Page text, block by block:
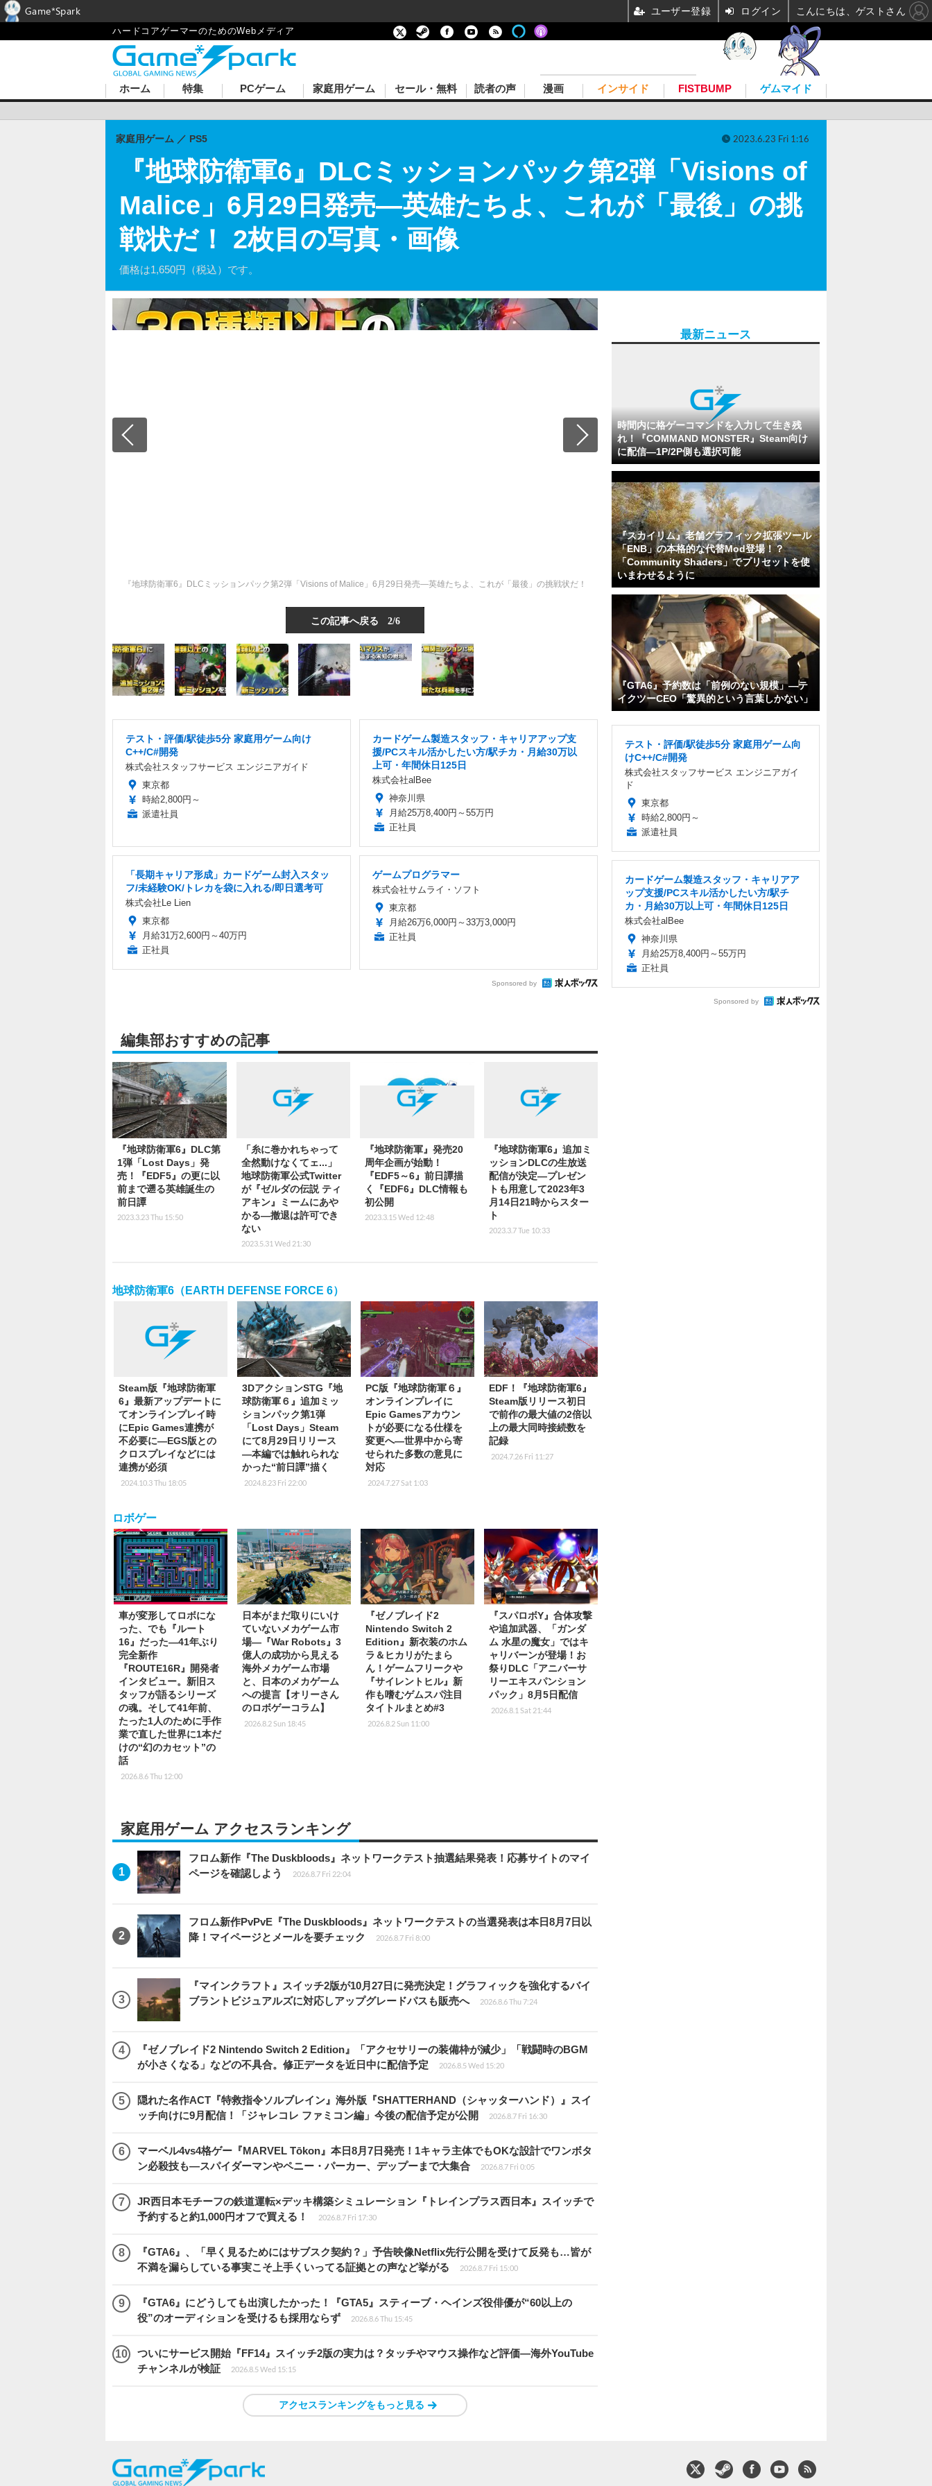
ハードコアゲーマーのためのWebメディア
ホーム 特集 PCゲーム 家庭用ゲーム セール・無料 読者の声 漫画 インサイド FISTBUMP ゲムマイド
『地球防衛軍6』DLCミッションパック第2弾「Visions of
Malice」6月29日発売―英雄たちよ、これが「最後」の挑
戦状だ！ 2枚目の写真・画像
価格は1,650円（税込）です。
家庭用ゲーム PS5 2023.6.23 Fri 1:16
『地球防衛軍6』DLCミッションパック第2弾「Visions of Malice」6月29日発売―英雄たちよ、これが「最後」の挑戦状だ！
この記事へ戻る 2/6
テスト・評価/駅徒歩5分 家庭用ゲーム向け
C++/C#開発
株式会社スタッフサービス エンジニアガイド
東京都
時給2,800円～
派遣社員
カードゲーム製造スタッフ・キャリアアップ支
援/PCスキル活かしたい方/駅チカ・月給30万以
上可・年間休日125日
株式会社alBee
神奈川県
月給25万8,400円～55万円
正社員
「長期キャリア形成」カードゲーム封入スタッ
フ/未経験OK/トレカを袋に入れる/即日選考可
株式会社Le Lien
東京都
月給31万2,600円～40万円
正社員
ゲームプログラマー
株式会社サムライ・ソフト
東京都
月給26万6,000円～33万3,000円
正社員
Sponsored by
編集部おすすめの記事
『地球防衛軍6』DLC第
1弾「Lost Days」発
売！『EDF5』の更に以
前まで遡る英雄誕生の
前日譚
2023.3.23 Thu 15:50
「糸に巻かれちゃって
全然動けなくてェ...」
地球防衛軍公式Twitter
が『ゼルダの伝説 ティ
アキン』ミームにあや
かる―撤退は許可でき
ない
2023.5.31 Wed 21:30
『地球防衛軍』発売20
周年企画が始動！
『EDF5～6』前日譚描
く『EDF6』DLC情報も
初公開
2023.3.15 Wed 12:48
『地球防衛軍6』追加ミ
ッションDLCの生放送
配信が決定―プレゼン
トも用意して2023年3
月14日21時からスター
ト
2023.3.7 Tue 10:33
地球防衛軍6（EARTH DEFENSE FORCE 6）
Steam版『地球防衛軍
6』最新アップデートに
てオンラインプレイ時
にEpic Games連携が
不必要に―EGS版との
クロスプレイなどには
連携が必須
2024.10.3 Thu 18:05
3DアクションSTG『地
球防衛軍６』追加ミッ
ションパック第1弾
「Lost Days」Steam
にて8月29日リリース
―本編では触れられな
かった“前日譚”描く
2024.8.23 Fri 22:00
PC版『地球防衛軍６』
オンラインプレイに
Epic Gamesアカウン
トが必要になる仕様を
変更へ―世界中から寄
せられた多数の意見に
対応
2024.7.27 Sat 1:03
EDF！『地球防衛軍6』
Steam版リリース初日
で前作の最大値の2倍以
上の最大同時接続数を
記録
2024.7.26 Fri 11:27
ロボゲー
車が変形してロボにな
った、でも『ルート
16』だった―41年ぶり
完全新作
『ROUTE16R』開発者
インタビュー。新旧ス
タッフが語るシリーズ
の魂。そして41年前、
たった1人のために手作
業で直した世界に1本だ
けの“幻のカセット”の
話
2026.8.6 Thu 12:00
日本がまだ取りにいけ
ていないメカゲーム市
場―『War Robots』3
億人の成功から見える
海外メカゲーム市場
と、日本のメカゲーム
への提言【オリーさん
のロボゲーコラム】
2026.8.2 Sun 18:45
『ゼノブレイド2
Nintendo Switch 2
Edition』新衣装のホム
ラ＆ヒカリがたまら
ん！ゲームフリークや
『サイレントヒル』新
作も嗜むゲムスパ注目
タイトルまとめ#3
2026.8.2 Sun 11:00
『スパロボY』合体攻撃
や追加武器、「ガンダ
ム 水星の魔女」ではキ
ャリバーンが登場！お
祭りDLC「アニバーサ
リーエキスパンション
パック」8月5日配信
2026.8.1 Sat 21:44
家庭用ゲーム アクセスランキング
フロム新作『The Duskbloods』ネットワークテスト抽選結果発表！応募サイトのマイ
ページを確認しよう
2026.8.7 Fri 22:04
フロム新作PvPvE『The Duskbloods』ネットワークテストの当選発表は本日8月7日以
降！マイページとメールを要チェック
2026.8.7 Fri 8:00
『マインクラフト』スイッチ2版が10月27日に発売決定！グラフィックを強化するバイ
ブラントビジュアルズに対応しアップグレードパスも販売へ
2026.8.6 Thu 7:24
『ゼノブレイド2 Nintendo Switch 2 Edition』「アクセサリーの装備枠が減少」「戦闘時のBGM
が小さくなる」などの不具合。修正データを近日中に配信予定
2026.8.5 Wed 15:20
隠れた名作ACT『特救指令ソルブレイン』海外版『SHATTERHAND（シャッターハンド）』スイ
ッチ向けに9月配信！「ジャレコレ ファミコン編」今後の配信予定が公開
2026.8.7 Fri 16:30
マーベル4vs4格ゲー『MARVEL Tōkon』本日8月7日発売！1キャラ主体でもOKな設計でワンボタ
ン必殺技も―スパイダーマンやペニー・パーカー、デップーまで大集合
2026.8.7 Fri 0:05
JR西日本モチーフの鉄道運転×デッキ構築シミュレーション『トレインプラス西日本』スイッチで
予約すると約1,000円オフで買える！
2026.8.7 Fri 17:30
『GTA6』、「早く見るためにはサブスク契約？」予告映像Netflix先行公開を受けて反発も…皆が
不満を漏らしている事実こそ上手くいってる証拠との声など挙がる
2026.8.7 Fri 15:00
『GTA6』にどうしても出演したかった！『GTA5』スティーブ・ヘインズ役俳優が“60以上の
役”のオーディションを受けるも採用ならず
2026.8.6 Thu 15:45
ついにサービス開始『FF14』スイッチ2版の実力は？タッチやマウス操作など評価―海外YouTube
チャンネルが検証
2026.8.5 Wed 15:15
アクセスランキングをもっと見る
最新ニュース
時間内に格ゲーコマンドを入力して生き残
れ！『COMMAND MONSTER』Steam向け
に配信―1P/2P側も選択可能
『スカイリム』老舗グラフィック拡張ツール
「ENB」の本格的な代替Mod登場！？
「Community Shaders」でプリセットを使
いまわせるように
『GTA6』予約数は「前例のない規模」―テ
イクツーCEO「驚異的という言葉しかない」
テスト・評価/駅徒歩5分 家庭用ゲーム向
けC++/C#開発
株式会社スタッフサービス エンジニアガイ
ド
東京都
時給2,800円～
派遣社員
カードゲーム製造スタッフ・キャリアア
ップ支援/PCスキル活かしたい方/駅チ
カ・月給30万以上可・年間休日125日
株式会社alBee
神奈川県
月給25万8,400円～55万円
正社員
Sponsored by
Game*Spark ユーザー登録 ログイン こんにちは、ゲストさん